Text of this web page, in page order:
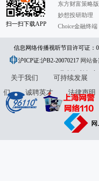
扫一扫下载APP
东方财富策略版
妙想投研助理
Choice金融终端
信息网络传播视听节目许可证：
913101046312860336 违法
沪ICP证:沪B2-20070217 网站
31010402000120号版权所有:
关于我们 可持续发展
们
诚聘英才 法律声明